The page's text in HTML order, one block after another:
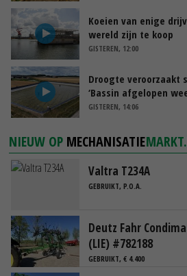
Koeien van enige
wereld zijn te koop
GISTEREN, 12:00
Droogte veroorzaakt
‘Bassin afgelopen
GISTEREN, 14:06
NIEUW OP MECHANISATIE
Valtra T234A
GEBRUIKT, P.O.A.
Deutz Fahr
(LIE) #782188
GEBRUIKT, € 4.400